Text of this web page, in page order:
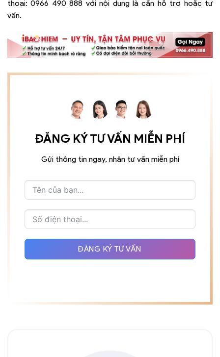
thoại:0966 490 888 với nội dung là cần hỗ trợ hoặc tư
vấn.
ĐĂNG KÝ TƯ VẤN MIỄN PHÍ
Gửi thông tin ngay, nhận tư vấn miễn phí
ĐĂNG KÝ TƯ VẤN